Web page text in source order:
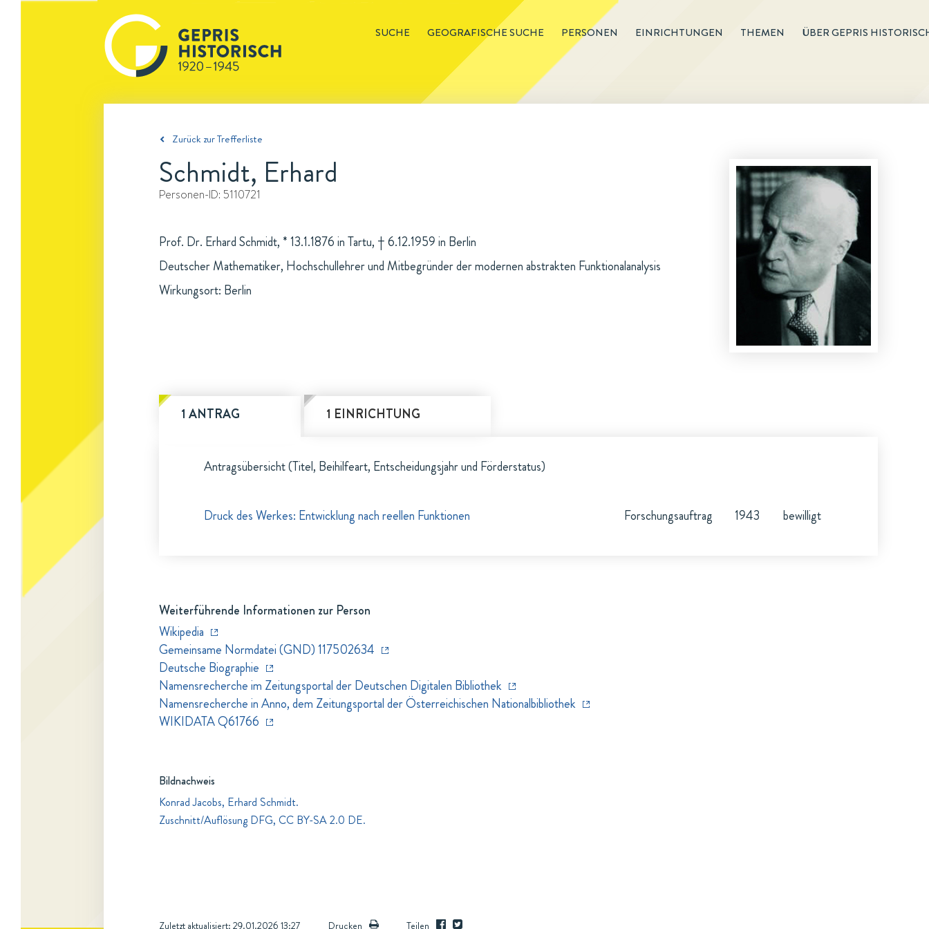
SUCHE GEOGRAFISCHE SUCHE PERSONEN EINRICHTUNGEN THEMEN ÜBER GEPRIS
Zurück zur Trefferliste
Schmidt, Erhard
Personen-ID: 5110721
Prof. Dr. Erhard Schmidt, * 13.1.1876 in Tartu, † 6.12.1959 in Berlin
Deutscher Mathematiker, Hochschullehrer und Mitbegründer der modernen abstrakten Funktionalanalysis
Wirkungsort: Berlin
1 ANTRAG 1 EINRICHTUNG
Antragsübersicht (Titel, Beihilfeart, Entscheidungsjahr und Förderstatus)
Druck des Werkes: Entwicklung nach reellen Funktionen Forschungsauftrag 1943 bewilligt
Weiterführende Informationen zur Person
Wikipedia
Gemeinsame Normdatei (GND) 117502634
Deutsche Biographie
Namensrecherche im Zeitungsportal der Deutschen Digitalen Bibliothek
Namensrecherche in Anno, dem Zeitungsportal der Österreichischen Nationalbibliothek
WIKIDATA Q61766
Bildnachweis
Konrad Jacobs, Erhard Schmidt.
Zuschnitt/Auflösung DFG, CC BY-SA 2.0 DE.
Zuletzt aktualisiert: 29.01.2026 13:27 Drucken Teilen